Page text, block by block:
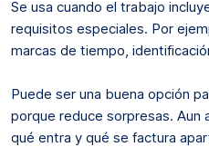
Se usa cuando el trabajo
requisitos especiales. Por
marcas de tiempo,
Puede ser una buena opción
porque reduce sorpresas. Aun
qué entra y qué se factura